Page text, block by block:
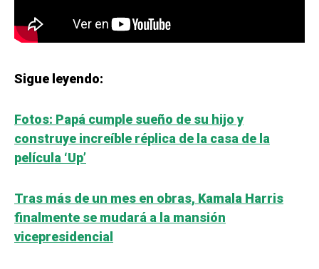
Sigue leyendo:
Fotos: Papá cumple sueño de su hijo y
construye increíble réplica de la casa de la
película ‘Up’
Tras más de un mes en obras, Kamala Harris
finalmente se mudará a la mansión
vicepresidencial